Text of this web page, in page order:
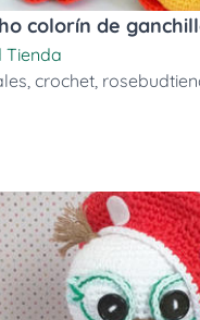
colorín de
Tienda
, crochet,